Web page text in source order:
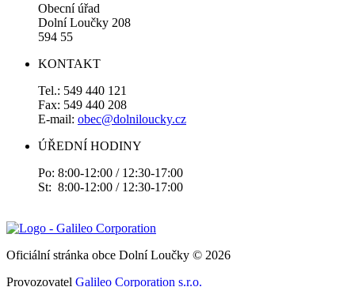
Obecní úřad
Dolní Loučky 208
594 55
KONTAKT
Tel.: 549 440 121
Fax: 549 440 208
E-mail: obec@dolniloucky.cz
ÚŘEDNÍ HODINY
Po: 8:00-12:00 / 12:30-17:00
St: 8:00-12:00 / 12:30-17:00
Oficiální stránka obce Dolní Loučky © 2026
Provozovatel Galileo Corporation s.r.o.